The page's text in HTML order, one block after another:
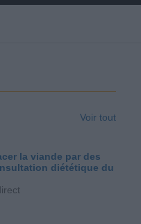
Voir tout
la viande par des
diététique du